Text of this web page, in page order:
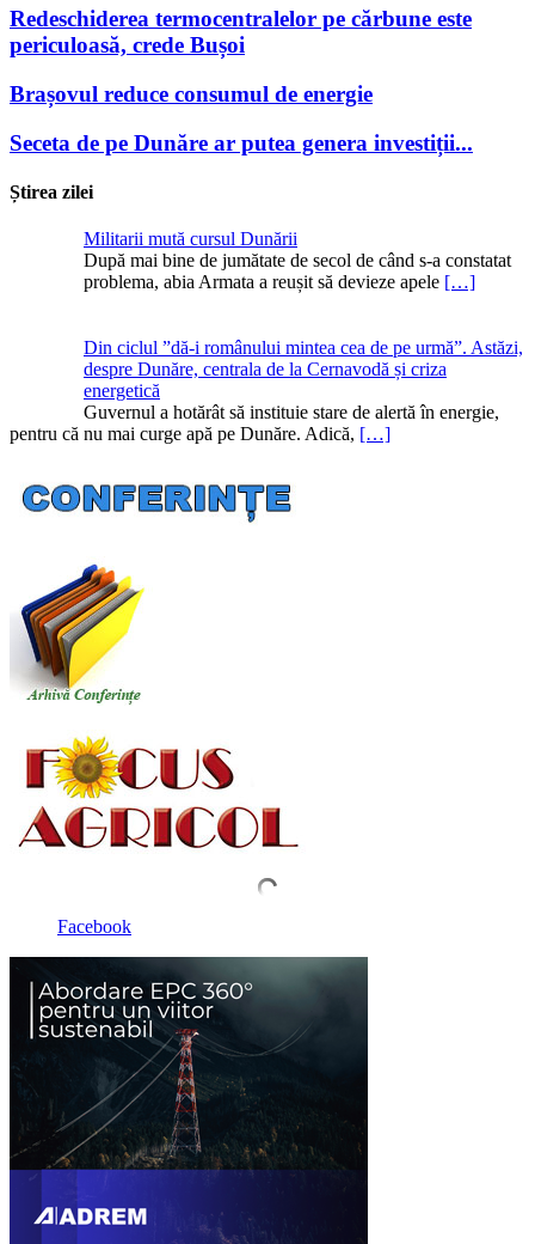
Redeschiderea termocentralelor pe cărbune este
periculoasă, crede Bușoi
Brașovul reduce consumul de energie
Seceta de pe Dunăre ar putea genera investiții...
Știrea zilei
Militarii mută cursul Dunării
După mai bine de jumătate de secol de când s-a constatat
problema, abia Armata a reușit să devieze apele […]
Din ciclul ”dă-i românului mintea cea de pe urmă”. Astăzi,
despre Dunăre, centrala de la Cernavodă și criza
energetică
Guvernul a hotărât să instituie stare de alertă în energie,
pentru că nu mai curge apă pe Dunăre. Adică, […]
Facebook